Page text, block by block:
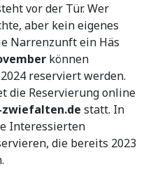
vor der Tür. Wer
aber kein eigenes
Narrenzunft ein Häs
können
reserviert werden.
die Reservierung online
statt. In
Interessierten
die bereits 2023